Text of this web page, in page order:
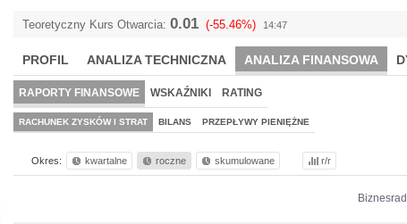
Teoretyczny Kurs Otwarcia: 0.01 (-55.46%) 14:47
PROFIL ANALIZA TECHNICZNA ANALIZA FINANSOWA
RAPORTY FINANSOWE WSKAŹNIKI RATING
RACHUNEK ZYSKÓW I STRAT BILANS PRZEPŁYWY PIENIĘŻNE
Okres: kwartalne roczne skumulowane r/r